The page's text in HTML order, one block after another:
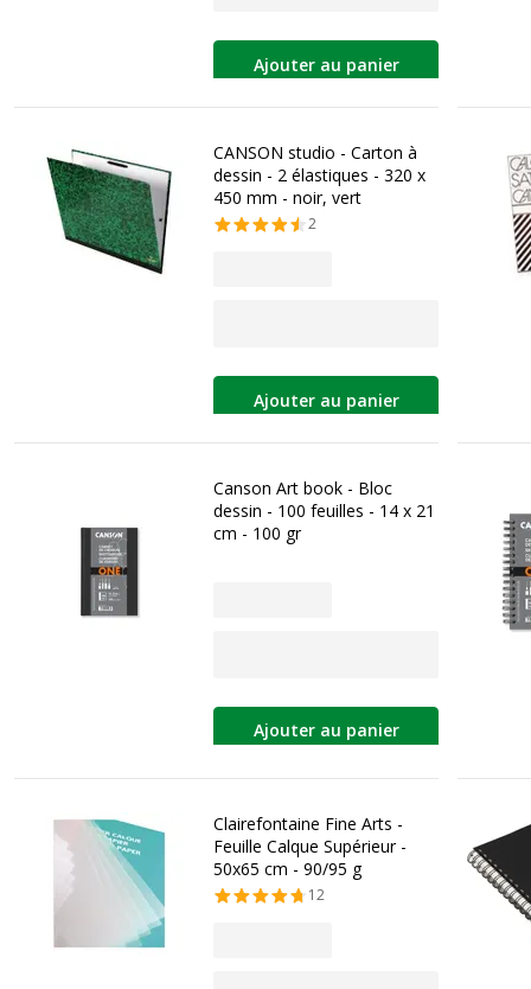
Ajouter au panier
CANSON studio - Carton à
dessin - 2 élastiques - 320 x
450 mm - noir, vert
2
Ajouter au panier
Canson Art book - Bloc
dessin - 100 feuilles - 14 x 21
cm - 100 gr
Ajouter au panier
Clairefontaine Fine Arts -
Feuille Calque Supérieur -
50x65 cm - 90/95 g
12